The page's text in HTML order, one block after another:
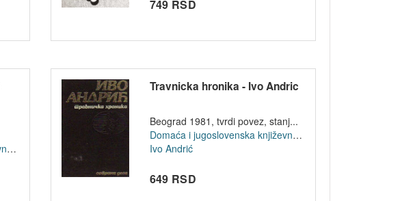
749 RSD
Domaća i jugoslovenska književnost
Travnicka hronika - Ivo Andric
Beograd 1981, tvrdi povez, stanj...
Domaća i jugoslovenska književnost
Ivo Andrić
649 RSD